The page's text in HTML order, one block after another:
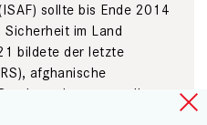
sollte bis Ende 2014
im Land
bildete der letzte
afghanische
war an allen